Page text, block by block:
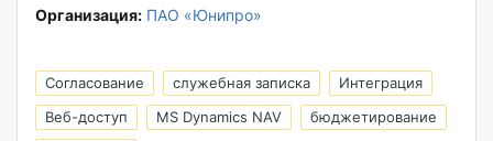
Организация: ПАО «Юнипро»
Согласование служебная записка
Интеграция
Веб-доступ
MS Dynamics NAV
бюджетирование